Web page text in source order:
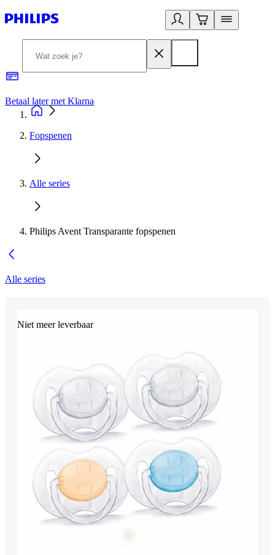
Betaal later met Klarna
Fopspenen
Alle series
Philips Avent Transparante fopspenen
Alle series
Niet meer leverbaar